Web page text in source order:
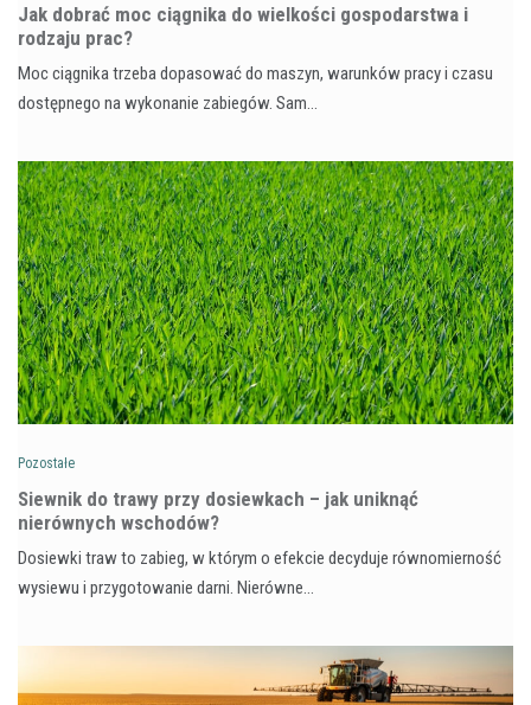
Jak dobrać moc ciągnika do wielkości gospodarstwa i
rodzaju prac?
Moc ciągnika trzeba dopasować do maszyn, warunków pracy i czasu
dostępnego na wykonanie zabiegów. Sam…
Pozostałe
Siewnik do trawy przy dosiewkach – jak uniknąć
nierównych wschodów?
Dosiewki traw to zabieg, w którym o efekcie decyduje równomierność
wysiewu i przygotowanie darni. Nierówne…